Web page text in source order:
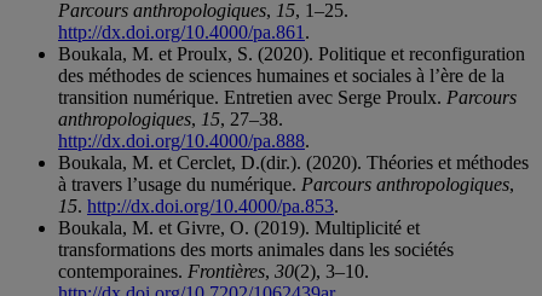
Parcours anthropologiques, 15, 1–25.
http://dx.doi.org/10.4000/pa.861 .
Boukala, M. et Proulx, S. (2020). Politique et reconfiguration
des méthodes de sciences humaines et sociales à l’ère de la
transition numérique. Entretien avec Serge Proulx. Parcours
anthropologiques, 15, 27–38.
http://dx.doi.org/10.4000/pa.888.
Boukala, M. et Cerclet, D.(dir.). (2020). Théories et méthodes
à travers l’usage du numérique. Parcours anthropologiques,
15. http://dx.doi.org/10.4000/pa.853.
Boukala, M. et Givre, O. (2019). Multiplicité et
transformations des morts animales dans les sociétés
contemporaines. Frontières, 30(2), 3–10.